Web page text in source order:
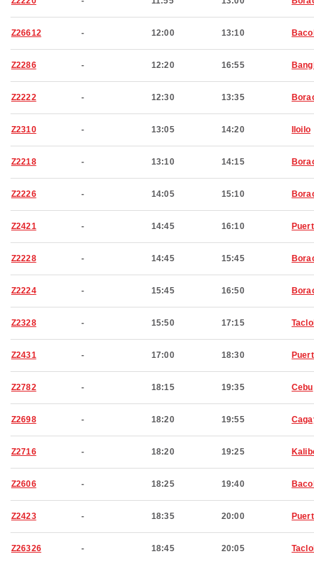
Z26612 - 12:00 13:10
Z2286 - 12:20 16:55
Z2222 - 12:30 13:35
Z2310 - 13:05 14:20 Iloilo
Z2218 - 13:10 14:15
Z2226 - 14:05 15:10
Z2421 - 14:45 16:10
Z2228 - 14:45 15:45
Z2224 - 15:45 16:50
Z2328 - 15:50 17:15
Z2431 - 17:00 18:30
Z2782 - 18:15 19:35 Cebu
Z2698 - 18:20 19:55
Z2716 - 18:20 19:25
Z2606 - 18:25 19:40
Z2423 - 18:35 20:00
Z26326 - 18:45 20:05